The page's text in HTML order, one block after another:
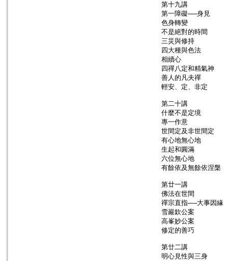
第十九講
第一障礙──身見
色身轉變
不是絕對的時間
三災與修持
四大種與色法
相續心
四禪八定和精氣神
善人的凡夫禪
輕安、定、非定
第二十講
什麼不是定境
專一作意
世間定及非世間定
有心地無心地
生起和圓滿
六位無心地
有餘依及無餘依涅槃
第廿一講
佛法在世間
禪宗直指──大事因緣
雪巖欽公案
高峯妙公案
修定的善巧
第廿二講
明心見性與三身